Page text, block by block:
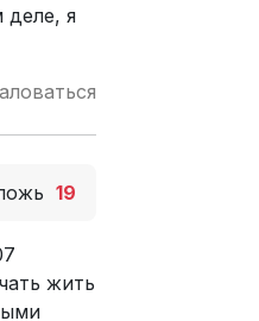
деле, я
19
жить